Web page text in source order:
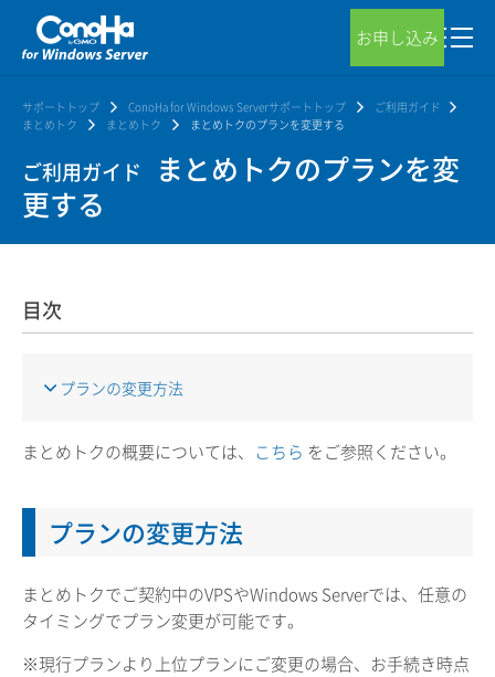
お申し込み
サポートトップ ConoHa for Windows Serverサポートトップ
ご利用ガイド
まとめトク
まとめトク まとめトクのプランを変更する
ご利用ガイド
まとめトクのプランを変
更する
目次
プランの変更方法
まとめトクの概要については、 こちら をご参照ください。
プランの変更方法
まとめトクでご契約中のVPSやWindows Serverでは、任意の
タイミングでプラン変更が可能です。
※現行プランより上位プランにご変更の場合、お手続き時点